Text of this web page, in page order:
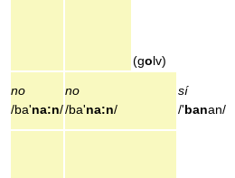
(golv)
no
/ba'na:n/
no
/ba'na:n/
sí
/'banan/